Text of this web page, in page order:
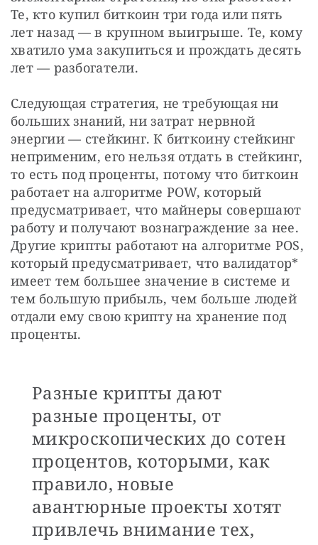
Те, кто купил биткоин три года или пять
лет назад — в крупном выигрыше. Те, кому
хватило ума закупиться и прождать десять
лет — разбогатели.
Следующая стратегия, не требующая ни
больших знаний, ни затрат нервной
энергии — стейкинг. К биткоину стейкинг
неприменим, его нельзя отдать в стейкинг,
то есть под проценты, потому что биткоин
работает на алгоритме POW, который
предусматривает, что майнеры совершают
работу и получают вознаграждение за нее.
Другие крипты работают на алгоритме POS,
который предусматривает, что валидатор*
имеет тем большее значение в системе и
тем большую прибыль, чем больше людей
отдали ему свою крипту на хранение под
проценты.
Разные крипты дают
разные проценты, от
микроскопических до сотен
процентов, которыми, как
правило, новые
авантюрные проекты хотят
привлечь внимание тех,